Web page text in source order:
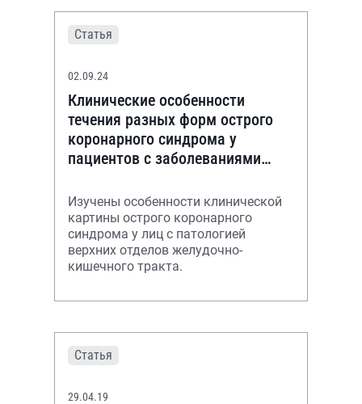
Статья
02.09.24
Клинические особенности
течения разных форм острого
коронарного синдрома у
пациентов с заболеваниями
кишечного тракта
Изучены особенности клинической
картины острого коронарного
синдрома у лиц с патологией
верхних отделов желудочно-
кишечного тракта.
Статья
29.04.19